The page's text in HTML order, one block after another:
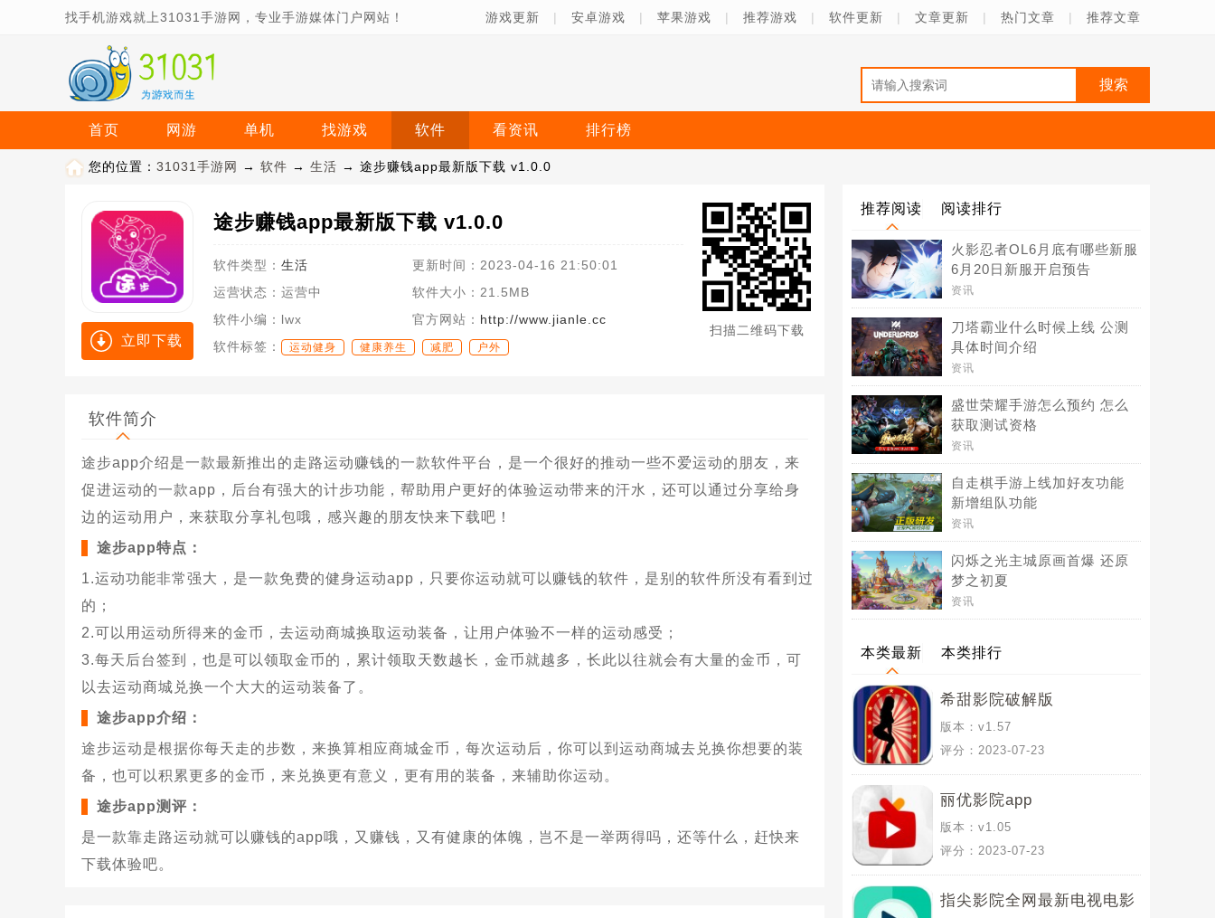
找手机游戏就上31031手游网，专业手游媒体门户网站！ 游戏更新 | 安卓游戏 | 苹果游戏 | 推荐游戏 | 软件更新 | 文章更新 | 热门文章 | 推荐文章
首页 网游 单机 找游戏 软件 看资讯 排行榜
您的位置： 31031手游网 → 软件 → 生活 → 途步赚钱app最新版下载 v1.0.0
立即下载
途步赚钱app最新版下载 v1.0.0
软件类型： 生活 更新时间： 2023-04-16 21:50:01
运营状态： 运营中 软件大小： 21.5MB
软件小编： lwx 官方网站： http://www.jianle.cc
软件标签：
运动健身 健康养生 减肥 户外
扫描二维码下载
软件简介
途步app介绍是一款最新推出的走路运动赚钱的一款软件平台，是一个很好的推动一些不爱运动的朋友，来
促进运动的一款app，后台有强大的计步功能，帮助用户更好的体验运动带来的汗水，还可以通过分享给身
边的运动用户，来获取分享礼包哦，感兴趣的朋友快来下载吧！
途步app特点：
1.运动功能非常强大，是一款免费的健身运动app，只要你运动就可以赚钱的软件，是别的软件所没有看到过
的；
2.可以用运动所得来的金币，去运动商城换取运动装备，让用户体验不一样的运动感受；
3.每天后台签到，也是可以领取金币的，累计领取天数越长，金币就越多，长此以往就会有大量的金币，可
以去运动商城兑换一个大大的运动装备了。
途步app介绍：
途步运动是根据你每天走的步数，来换算相应商城金币，每次运动后，你可以到运动商城去兑换你想要的装
备，也可以积累更多的金币，来兑换更有意义，更有用的装备，来辅助你运动。
途步app测评：
是一款靠走路运动就可以赚钱的app哦，又赚钱，又有健康的体魄，岂不是一举两得吗，还等什么，赶快来
下载体验吧。
推荐阅读 阅读排行
火影忍者OL6月底有哪些新服
6月20日新服开启预告
资讯
刀塔霸业什么时候上线 公测
具体时间介绍
资讯
盛世荣耀手游怎么预约 怎么
获取测试资格
资讯
自走棋手游上线加好友功能
新增组队功能
资讯
闪烁之光主城原画首爆 还原
梦之初夏
资讯
本类最新 本类排行
希甜影院破解版
版本：v1.57
评分：2023-07-23
丽优影院app
版本：v1.05
评分：2023-07-23
指尖影院全网最新电视电影